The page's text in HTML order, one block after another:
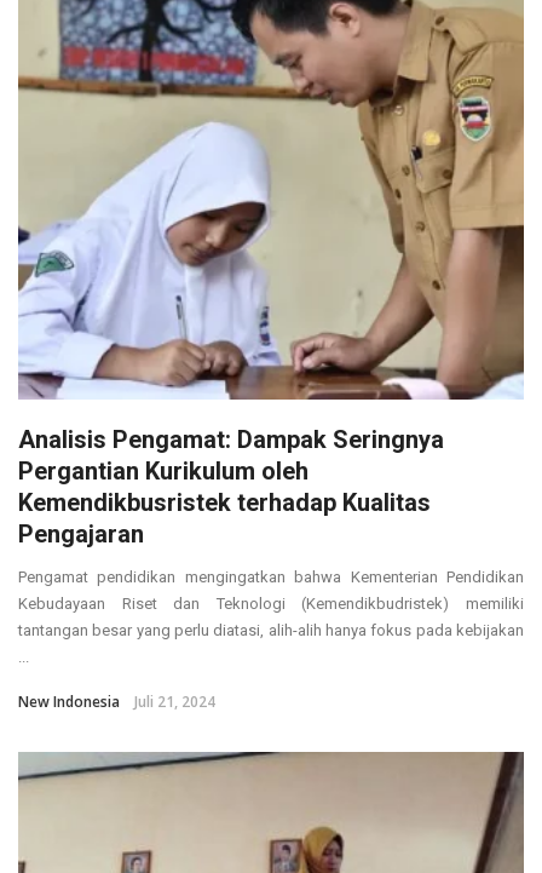
Analisis Pengamat: Dampak Seringnya
Pergantian Kurikulum oleh
Kemendikbusristek terhadap Kualitas
Pengajaran
Pengamat pendidikan mengingatkan bahwa Kementerian Pendidikan
Kebudayaan Riset dan Teknologi (Kemendikbudristek) memiliki
tantangan besar yang perlu diatasi, alih-alih hanya fokus pada kebijakan
...
New Indonesia Juli 21, 2024